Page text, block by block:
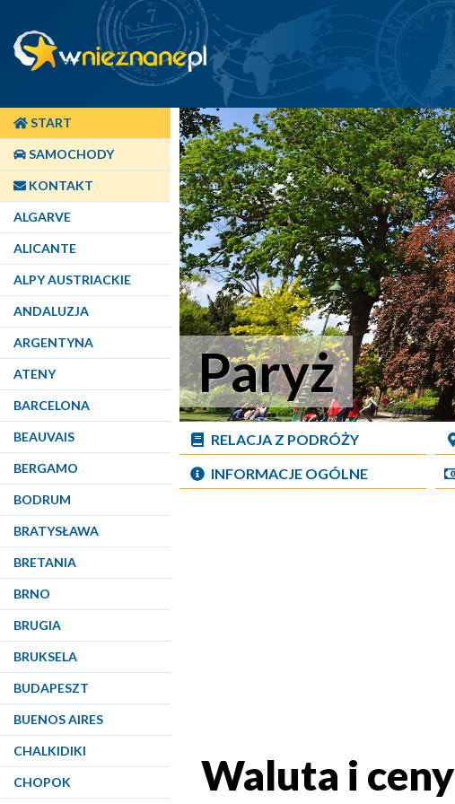
START
SAMOCHODY
KONTAKT
ALGARVE
ALICANTE
ALPY AUSTRIACKIE
ANDALUZJA
ARGENTYNA
ATENY
BARCELONA
BEAUVAIS
BERGAMO
BODRUM
BRATYSŁAWA
BRETANIA
BRNO
BRUGIA
BRUKSELA
BUDAPESZT
BUENOS AIRES
CHALKIDIKI
CHOPOK
Paryż
RELACJA Z PODRÓŻY
INFORMACJE OGÓLNE
Waluta i ceny